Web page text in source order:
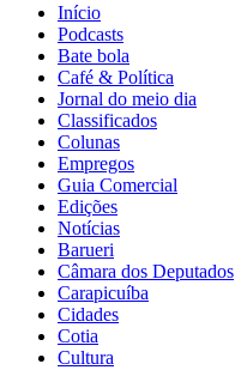
Início
Podcasts
Bate bola
Café & Política
Jornal do meio dia
Classificados
Colunas
Empregos
Guia Comercial
Edições
Notícias
Barueri
Câmara dos Deputados
Carapicuíba
Cidades
Cotia
Cultura